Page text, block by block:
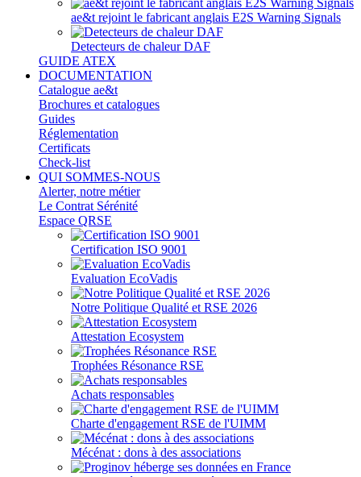
ae&t rejoint le fabricant anglais E2S Warning Signals
Detecteurs de chaleur DAF
GUIDE ATEX
DOCUMENTATION
Catalogue ae&t
Brochures et catalogues
Guides
Réglementation
Certificats
Check-list
QUI SOMMES-NOUS
Alerter, notre métier
Le Contrat Sérénité
Espace QRSE
Certification ISO 9001
Evaluation EcoVadis
Notre Politique Qualité et RSE 2026
Attestation Ecosystem
Trophées Résonance RSE
Achats responsables
Charte d'engagement RSE de l'UIMM
Mécénat : dons à des associations